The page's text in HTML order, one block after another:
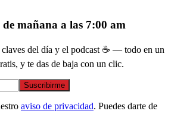
mañana a las 7:00 am
del día y el podcast ☕ — todo en un
y te das de baja con un clic.
Suscribirme
aviso de privacidad. Puedes darte de